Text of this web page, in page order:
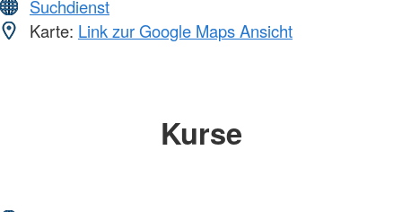
Suchdienst
Karte: Link zur Google Maps Ansicht
Kurse